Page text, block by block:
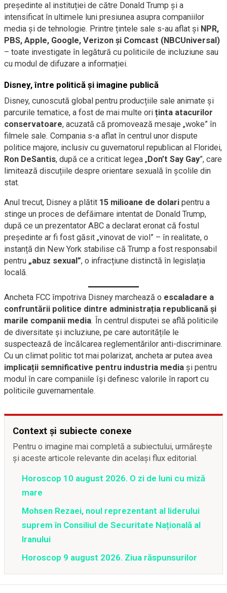
președinte al instituției de către Donald Trump și a
intensificat în ultimele luni presiunea asupra companiilor
media și de tehnologie. Printre țintele sale s-au aflat și NPR,
PBS, Apple, Google, Verizon și Comcast (NBCUniversal)
– toate investigate în legătură cu politicile de incluziune sau
cu modul de difuzare a informației.
Disney, între politică și imagine publică
Disney, cunoscută global pentru producțiile sale animate și
parcurile tematice, a fost de mai multe ori ținta atacurilor
conservatoare, acuzată că promovează mesaje „woke” în
filmele sale. Compania s-a aflat în centrul unor dispute
politice majore, inclusiv cu guvernatorul republican al Floridei,
Ron DeSantis, după ce a criticat legea „Don’t Say Gay”, care
limitează discuțiile despre orientare sexuală în școlile din
stat.
Anul trecut, Disney a plătit 15 milioane de dolari pentru a
stinge un proces de defăimare intentat de Donald Trump,
după ce un prezentator ABC a declarat eronat că fostul
președinte ar fi fost găsit „vinovat de viol” – în realitate, o
instanță din New York stabilise că Trump a fost responsabil
pentru „abuz sexual”, o infracțiune distinctă în legislația
locală.
Ancheta FCC împotriva Disney marchează o escaladare a
confruntării politice dintre administrația republicană și
marile companii media. În centrul disputei se află politicile
de diversitate și incluziune, pe care autoritățile le
suspectează de încălcarea reglementărilor anti-discriminare.
Cu un climat politic tot mai polarizat, ancheta ar putea avea
implicații semnificative pentru industria media și pentru
modul în care companiile își definesc valorile în raport cu
politicile guvernamentale.
Context și subiecte conexe
Pentru o imagine mai completă a subiectului, urmărește
și aceste articole relevante din același flux editorial.
Horoscop 10 august 2026. O zi de luni cu miză
mare
Mohsen Rezaei, noul reprezentant al liderului
suprem în Consiliul de Securitate Națională al
Iranului
Horoscop 9 august 2026. Ziua răspunsurilor